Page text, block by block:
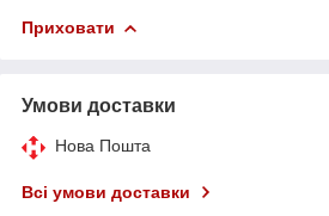
Приховати
Умови доставки
Нова Пошта
Всі умови доставки